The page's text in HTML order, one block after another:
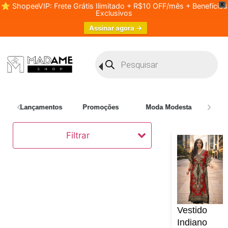
X
⭐ ShopeeVIP: Frete Grátis Ilimitado + R$10 OFF/mês + Benefícios
Exclusivos
Assinar agora →
Lançamentos Promoções Moda Modesta Plus
Filtrar
Vestido
Indiano